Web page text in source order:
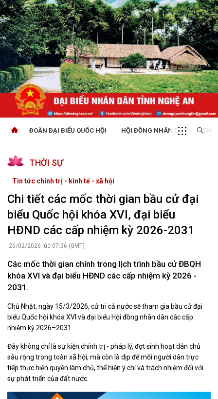
ĐOÀN ĐẠI BIỂU QUỐC HỘI HỘI ĐỒNG NHÂN DÂN
THỜI SỰ
Tin tức chính trị - kinh tế - xã hội
Chi tiết các mốc thời gian bầu cử đại
biểu Quốc hội khóa XVI, đại biểu
HĐND các cấp nhiệm kỳ 2026-2031
26/02/2026 lúc 07:56 (GMT)
Các mốc thời gian chính trong lịch trình bầu cử ĐBQH
khóa XVI và đại biểu HĐND các cấp nhiệm kỳ 2026 -
2031.
Chủ Nhật, ngày 15/3/2026, cử tri cả nước sẽ tham gia bầu cử đại
biểu Quốc hội khóa XVI và đại biểu Hội đồng nhân dân các cấp
nhiệm kỳ 2026–2031.
Đây không chỉ là sự kiện chính trị - pháp lý, đợt sinh hoạt dân chủ
sâu rộng trong toàn xã hội, mà còn là dịp để mỗi người dân trực
tiếp thực hiện quyền làm chủ, thể hiện ý chí và trách nhiệm đối với
sự phát triển của đất nước.